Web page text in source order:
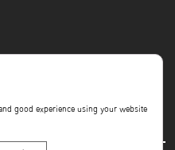
good experience using your website